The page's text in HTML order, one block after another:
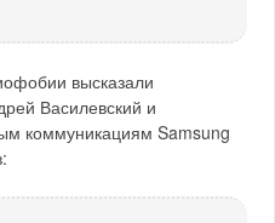
высказали
Василевский и
коммуникациям Samsung